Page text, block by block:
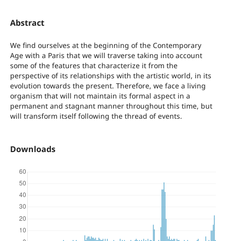
Abstract
We find ourselves at the beginning of the Contemporary
Age with a Paris that we will traverse taking into account
some of the features that characterize it from the
perspective of its relationships with the artistic world, in its
evolution towards the present. Therefore, we face a living
organism that will not maintain its formal aspect in a
permanent and stagnant manner throughout this time, but
will transform itself following the thread of events.
Downloads